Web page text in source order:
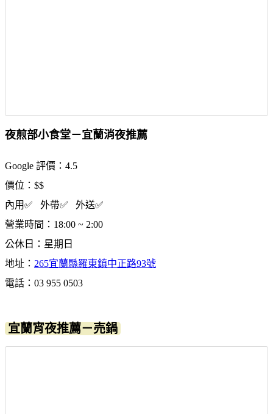
夜煎部小食堂－宜蘭消夜推薦
Google 評價：4.5
價位：$$
內用✅ 外帶✅ 外送✅
營業時間：18:00 ~ 2:00
公休日：星期日
地址： 265宜蘭縣羅東鎮中正路93號
電話：03 955 0503
宜蘭宵夜推薦－売鍋